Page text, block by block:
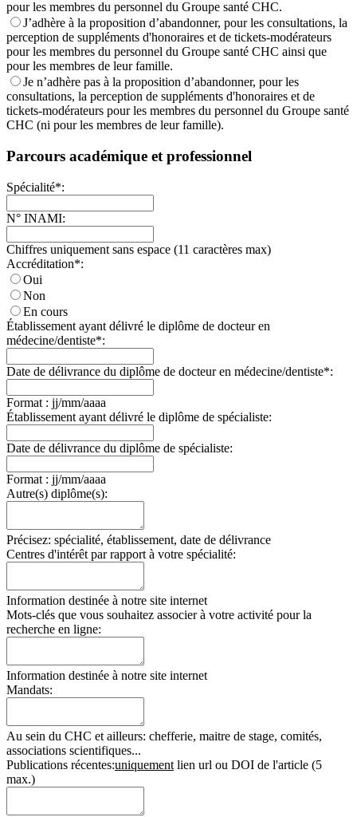
pour les membres du personnel du Groupe santé CHC.
J’adhère à la proposition d’abandonner, pour les consultations, la
perception de suppléments d'honoraires et de tickets-modérateurs
pour les membres du personnel du Groupe santé CHC ainsi que
pour les membres de leur famille.
Je n’adhère pas à la proposition d’abandonner, pour les
consultations, la perception de suppléments d'honoraires et de
tickets-modérateurs pour les membres du personnel du Groupe santé
CHC (ni pour les membres de leur famille).
Parcours académique et professionnel
Spécialité*:
N° INAMI:
Chiffres uniquement sans espace (11 caractères max)
Accréditation*:
Oui
Non
En cours
Établissement ayant délivré le diplôme de docteur en
médecine/dentiste*:
Date de délivrance du diplôme de docteur en médecine/dentiste*:
Format : jj/mm/aaaa
Établissement ayant délivré le diplôme de spécialiste:
Date de délivrance du diplôme de spécialiste:
Format : jj/mm/aaaa
Autre(s) diplôme(s):
Précisez: spécialité, établissement, date de délivrance
Centres d'intérêt par rapport à votre spécialité:
Information destinée à notre site internet
Mots-clés que vous souhaitez associer à votre activité pour la
recherche en ligne:
Information destinée à notre site internet
Mandats:
Au sein du CHC et ailleurs: chefferie, maitre de stage, comités,
associations scientifiques...
Publications récentes:uniquement lien url ou DOI de l'article (5
max.)